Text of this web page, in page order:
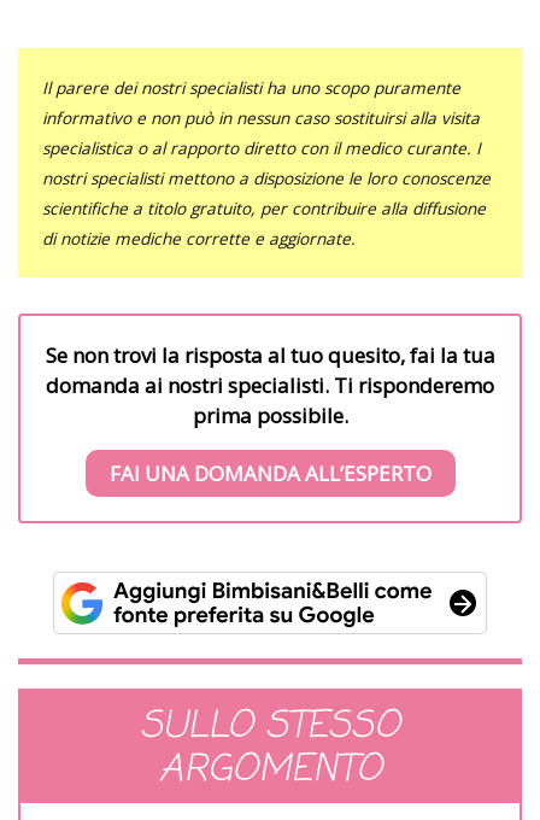
Il parere dei nostri specialisti ha uno scopo puramente
informativo e non può in nessun caso sostituirsi alla visita
specialistica o al rapporto diretto con il medico curante. I
nostri specialisti mettono a disposizione le loro conoscenze
scientifiche a titolo gratuito, per contribuire alla diffusione
di notizie mediche corrette e aggiornate.
Se non trovi la risposta al tuo quesito, fai la tua
domanda ai nostri specialisti. Ti risponderemo
prima possibile.
FAI UNA DOMANDA ALL’ESPERTO
SULLO STESSO
ARGOMENTO